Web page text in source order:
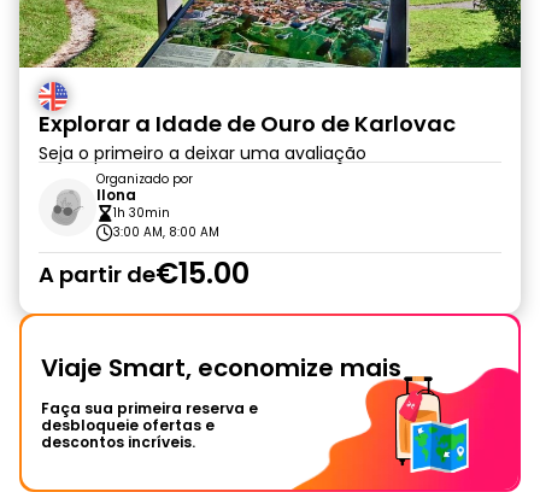
Explorar a Idade de Ouro de Karlovac
Seja o primeiro a deixar uma avaliação
Organizado por
Ilona
1h 30min
3:00 AM, 8:00 AM
A partir de€15.00
Viaje Smart, economize mais
Faça sua primeira reserva e
desbloqueie ofertas e
descontos incríveis.